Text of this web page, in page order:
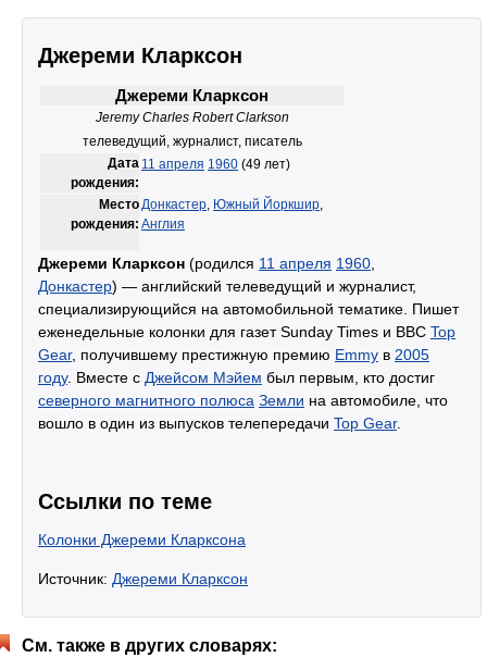
Джереми Кларксон
Джереми Кларксон
Jeremy Charles Robert Clarkson
телеведущий, журналист, писатель
Дата
рождения:
11 апреля 1960 (49 лет)
Место
рождения:
Донкастер, Южный Йоркшир,
Англия
Джереми Кларксон (родился 11 апреля 1960
Донкастер) — английский телеведущий и журналист,
специализирующийся на автомобильной тематике. Пишет
еженедельные колонки для газет Sunday Times и BBC Top
Gear, получившему престижную премию Emmy в 2005
году. Вместе с Джейсом Мэйем был первым, кто достиг
северного магнитного полюса Земли на автомобиле, что
вошло в один из выпусков телепередачи Top Gear.
Ссылки по теме
Колонки Джереми Кларксона
Источник: Джереми Кларксон
См. также в других словарях: